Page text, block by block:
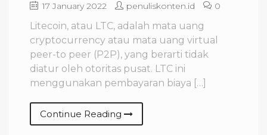
17 January 2022 penuliskonten.id 0
Litecoin, atau LTC, adalah mata uang
cryptocurrency atau mata uang virtual
peer-to peer (P2P), yang berarti tidak
diatur oleh otoritas pusat. LTC ini
menggunakan pembayaran biaya […]
Continue Reading